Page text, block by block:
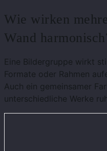
Wie wirken
Wand
Eine Bildergruppe wirkt
Formate oder Rahmen
Auch ein gemeinsamer
unterschiedliche Werke